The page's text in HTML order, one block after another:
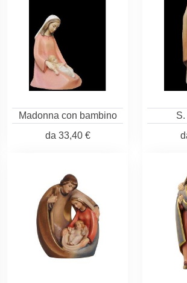
Madonna con bambino
da 33,40 €